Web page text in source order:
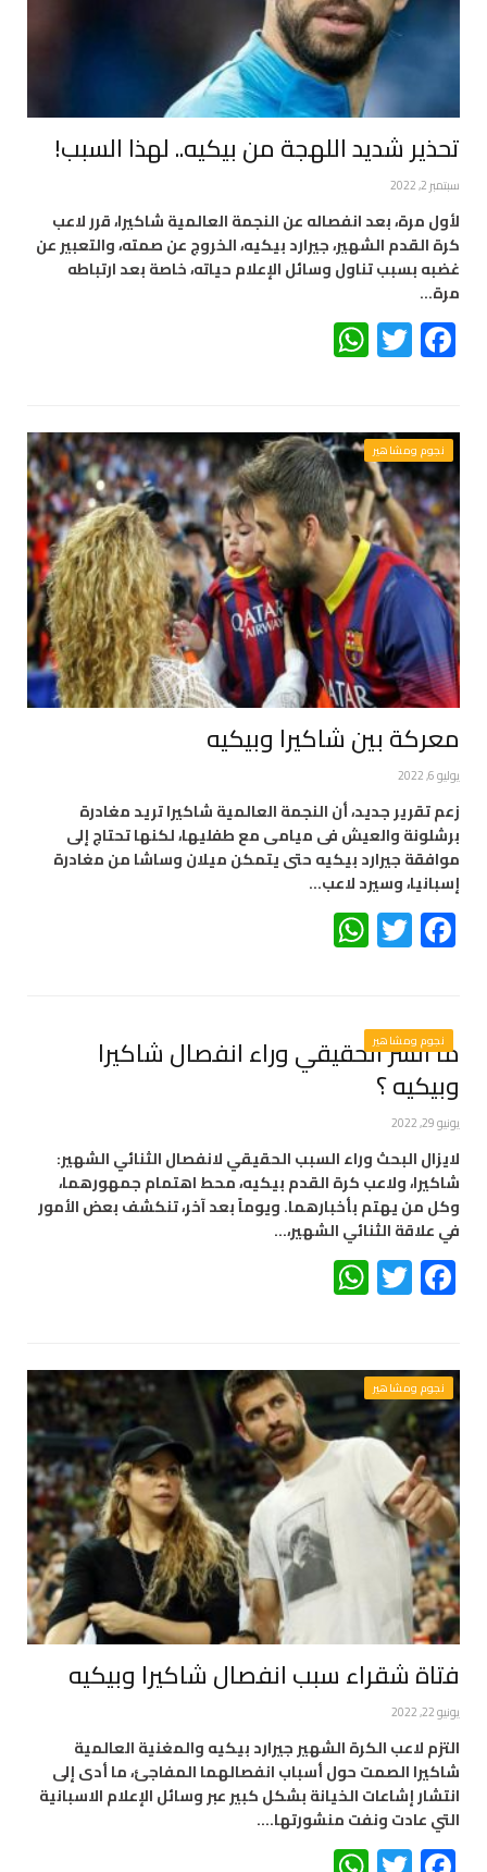
تحذير شديد اللهجة من بيكيه.. لهذا السبب!
سبتمبر 2, 2022
لأول مرة، بعد انفصاله عن النجمة العالمية شاكيرا، قرر لاعب
كرة القدم الشهير، جيرارد بيكيه، الخروج عن صمته، والتعبير عن
غضبه بسبب تناول وسائل الإعلام حياته، خاصة بعد ارتباطه
مرة…
Facebook
Twitter
نجوم ومشاهير
معركة بين شاكيرا وبيكيه
يوليو 6, 2022
زعم تقرير جديد، أن النجمة العالمية شاكيرا تريد مغادرة
برشلونة والعيش فى ميامى مع طفليها، لكنها تحتاج إلى
موافقة جيرارد بيكيه حتى يتمكن ميلان وساشا من مغادرة
إسبانيا، وسيرد لاعب…
Facebook
Twitter
نجوم ومشاهير
ما السر الحقيقي وراء انفصال شاكيرا
وبيكيه ؟
يونيو 29, 2022
لايزال البحث وراء السبب الحقيقي لانفصال الثنائي الشهير:
شاكيرا، ولاعب كرة القدم بيكيه، محط اهتمام جمهورهما،
وكل من يهتم بأخبارهما. ويوماً بعد آخر، تنكشف بعض الأمور
في علاقة الثنائي الشهير،…
Facebook
Twitter
نجوم ومشاهير
فتاة شقراء سبب انفصال شاكيرا وبيكيه
يونيو 22, 2022
التزم لاعب الكرة الشهير جيرارد بيكيه والمغنية العالمية
شاكيرا الصمت حول أسباب انفصالهما المفاجئ، ما أدى إلى
انتشار إشاعات الخيانة بشكل كبير عبر وسائل الإعلام الاسبانية
التي عادت ونفت منشورتها.…